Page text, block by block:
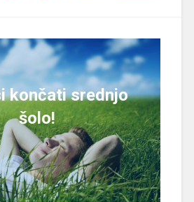
končati srednjo
šolo!